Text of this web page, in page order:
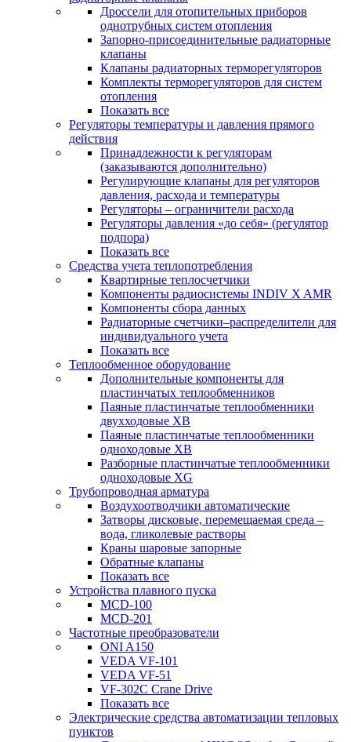
Дроссели для отопительных приборов
однотрубных систем отопления
Запорно-присоединительные радиаторные
клапаны
Клапаны радиаторных терморегуляторов
Комплекты терморегуляторов для систем
отопления
Показать все
Регуляторы температуры и давления прямого
действия
Принадлежности к регуляторам
(заказываются дополнительно)
Регулирующие клапаны для регуляторов
давления, расхода и температуры
Регуляторы – ограничители расхода
Регуляторы давления «до себя» (регулятор
подпора)
Показать все
Средства учета теплопотребления
Квартирные теплосчетчики
Компоненты радиосистемы INDIV X AMR
Компоненты сбора данных
Радиаторные счетчики–распределители для
индивидуального учета
Показать все
Теплообменное оборудование
Дополнительные компоненты для
пластинчатых теплообменников
Паяные пластинчатые теплообменники
двухходовые XB
Паяные пластинчатые теплообменники
одноходовые ХВ
Разборные пластинчатые теплообменники
одноходовые ХG
Трубопроводная арматура
Воздухоотводчики автоматические
Затворы дисковые, перемещаемая среда –
вода, гликолевые растворы
Краны шаровые запорные
Обратные клапаны
Показать все
Устройства плавного пуска
MCD-100
MCD-201
Частотные преобразователи
ONI A150
VEDA VF-101
VEDA VF-51
VF-302C Crane Drive
Показать все
Электрические средства автоматизации тепловых
пунктов